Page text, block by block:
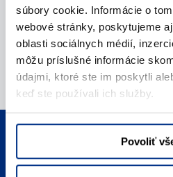
súbory cookie. Informácie o
webové stránky, poskytujeme
oblasti sociálnych médií,
môžu príslušné informácie
údajmi, ktoré ste im poskytli
keď ste používali ich služby.
Povoliť
Telefonický kontakt